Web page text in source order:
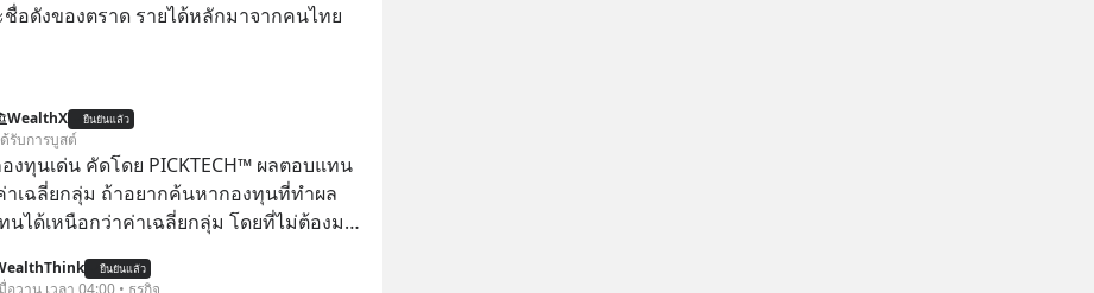
ชื่อดังของตราด รายได้หลักมาจากคนไทย
WealthX ยืนยันแล้ว
รับการบูสต์
งทุนเด่น คัดโดย PICKTECH™ ผลตอบแทน
าเฉลี่ยกลุ่ม ถ้าอยากค้นหากองทุนที่ทำผล
เหนือกว่าค่าเฉลี่ยกลุ่ม โดยที่ไม่ต้องมา
บนแอป WealthX ช่วยคัดกองทุนเด่น
ยืนยันแล้ว